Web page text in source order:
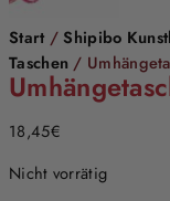
Start / Shipibo
Taschen /
18,45€
Nicht vorrätig